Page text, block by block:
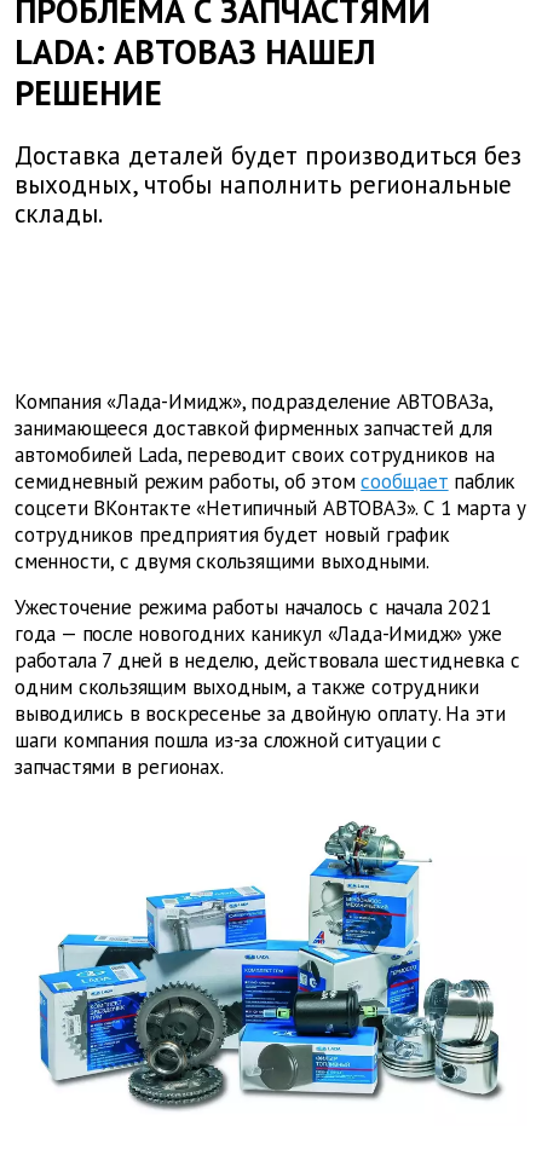
ПРОБЛЕМА С ЗАПЧАСТЯМИ
LADA: АВТОВАЗ НАШЕЛ
РЕШЕНИЕ
Доставка деталей будет производиться без
выходных, чтобы наполнить региональные
склады.
Компания «Лада-Имидж», подразделение АВТОВАЗа,
занимающееся доставкой фирменных запчастей для
автомобилей Lada, переводит своих сотрудников на
семидневный режим работы, об этом сообщает паблик
соцсети ВКонтакте «Нетипичный АВТОВАЗ». С 1 марта у
сотрудников предприятия будет новый график
сменности, с двумя скользящими выходными.
Ужесточение режима работы началось с начала 2021
года — после новогодних каникул «Лада-Имидж» уже
работала 7 дней в неделю, действовала шестидневка с
одним скользящим выходным, а также сотрудники
выводились в воскресенье за двойную оплату. На эти
шаги компания пошла из-за сложной ситуации с
запчастями в регионах.